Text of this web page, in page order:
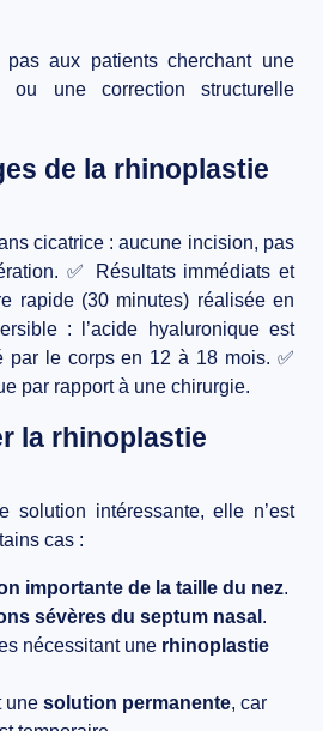
aux patients cherchant une
ou une correction structurelle
de la rhinoplastie
cicatrice: aucune incision, pas
✅
Résultats immédiats et
rapide (30 minutes) réalisée en
: l’acide hyaluronique est
par le corps en 12 à 18 mois. ✅
par rapport à une chirurgie.
la rhinoplastie
solution intéressante, elle n’est
cas :
importante de la taille du nez.
sévères du septum nasal .
nécessitant une rhinoplastie
une solution permanente, car